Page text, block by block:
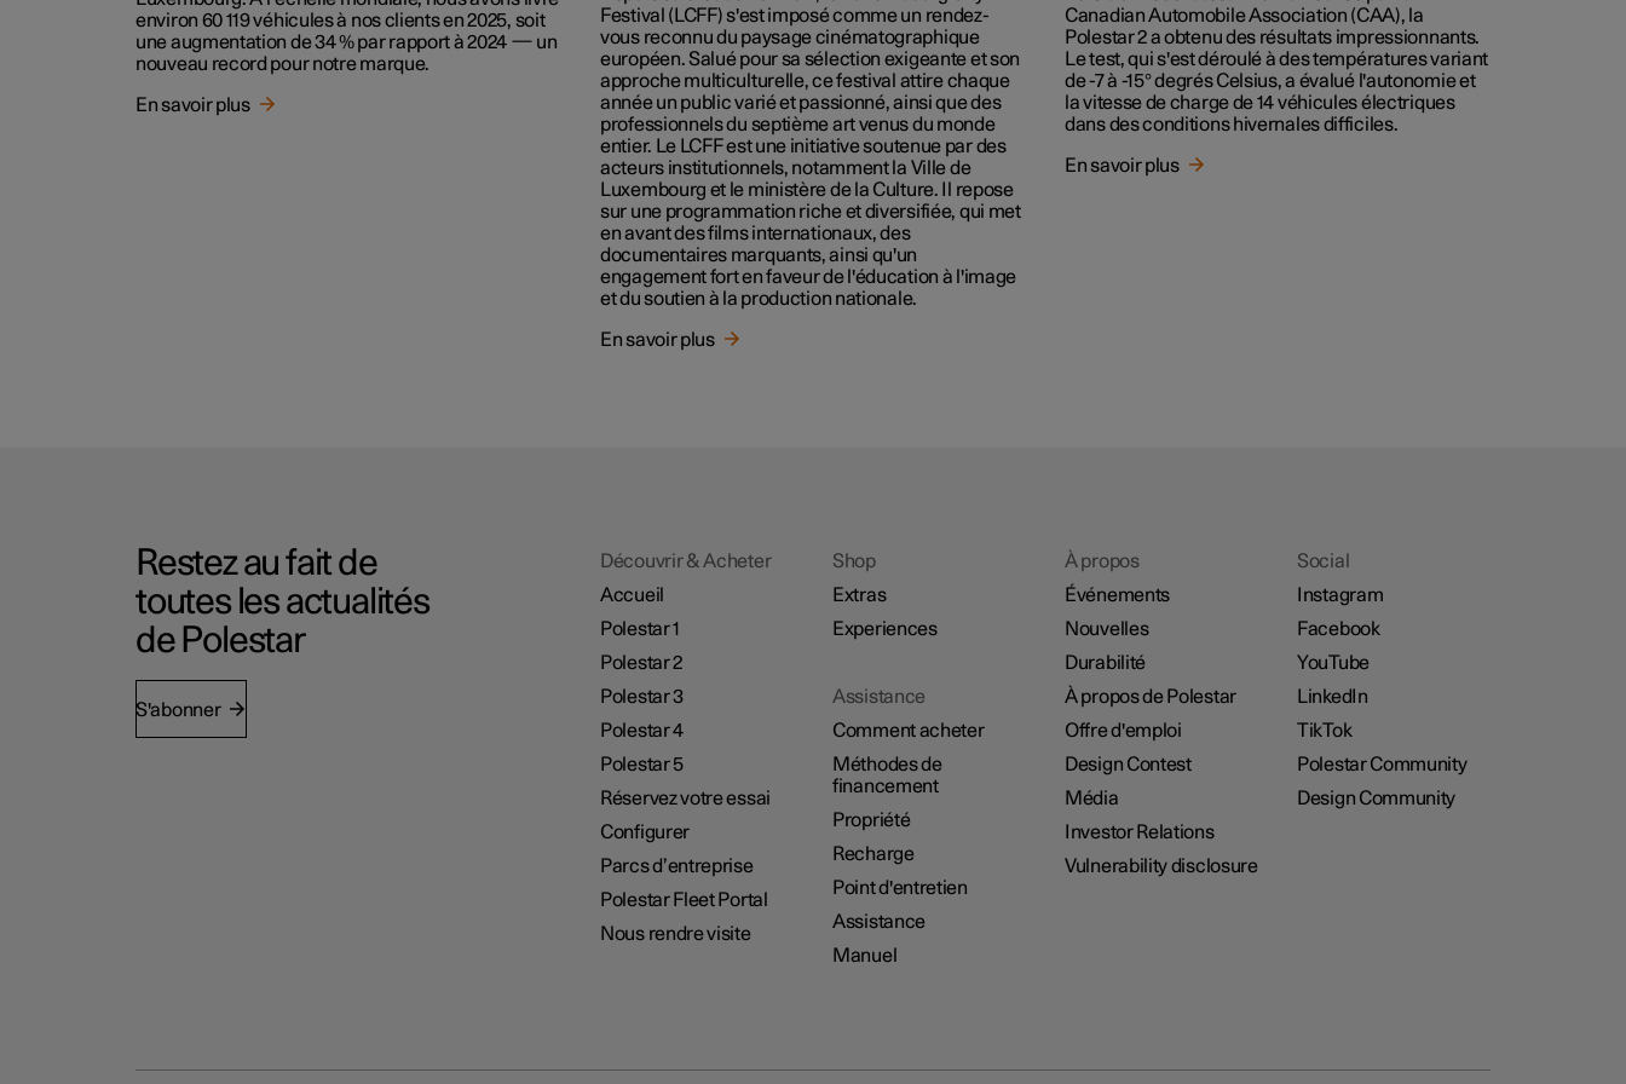
environ 60 119 véhicules à nos clients en 2025, soit
une augmentation de 34 % par rapport à 2024 — un
nouveau record pour notre marque.
En savoir plus
Festival (LCFF) s'est imposé comme un rendez-
vous reconnu du paysage cinématographique
européen. Salué pour sa sélection exigeante et son
approche multiculturelle, ce festival attire chaque
année un public varié et passionné, ainsi que des
professionnels du septième art venus du monde
entier. Le LCFF est une initiative soutenue par des
acteurs institutionnels, notamment la Ville de
Luxembourg et le ministère de la Culture. Il repose
sur une programmation riche et diversifiée, qui met
en avant des films internationaux, des
documentaires marquants, ainsi qu'un
engagement fort en faveur de l'éducation à l'image
et du soutien à la production nationale.
En savoir plus
Canadian Automobile Association (CAA), la
Polestar 2 a obtenu des résultats impressionnants.
Le test, qui s'est déroulé à des températures variant
de -7 à -15° degrés Celsius, a évalué l'autonomie et
la vitesse de charge de 14 véhicules électriques
dans des conditions hivernales difficiles.
En savoir plus
Restez au fait de
toutes les actualités
de Polestar
S'abonner
Découvrir & Acheter
Accueil
Polestar 1
Polestar 2
Polestar 3
Polestar 4
Polestar 5
Réservez votre essai
Configurer
Parcs d’entreprise
Polestar Fleet Portal
Nous rendre visite
Shop
Extras
Experiences
Assistance
Comment acheter
Méthodes de
financement
Propriété
Recharge
Point d'entretien
Assistance
Manuel
À propos
Événements
Nouvelles
Durabilité
À propos de Polestar
Offre d'emploi
Design Contest
Média
Investor Relations
Vulnerability disclosure
Social
Instagram
Facebook
YouTube
LinkedIn
TikTok
Polestar Community
Design Community